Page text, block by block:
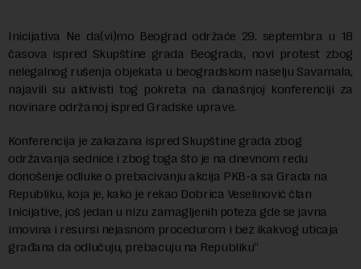
Inicijativa Ne da(vi)mo Beograd održaće 29. septembra u 18
časova ispred Skupštine grada Beograda, novi protest zbog
nelegalnog rušenja objekata u beogradskom naselju Savamala,
najavili su aktivisti tog pokreta na današnjoj konferenciji za
novinare održanoj ispred Gradske uprave.
Konferencija je zakazana ispred Skupštine grada zbog
održavanja sednice i zbog toga što je na dnevnom redu
donošenje odluke o prebacivanju akcija PKB-a sa Grada na
Republiku, koja je, kako je rekao Dobrica Veselinović član
Inicijative, još jedan u nizu zamagljenih poteza gde se javna
imovina i resursi nejasnom procedurom i bez ikakvog uticaja
građana da odlučuju, prebacuju na Republiku“